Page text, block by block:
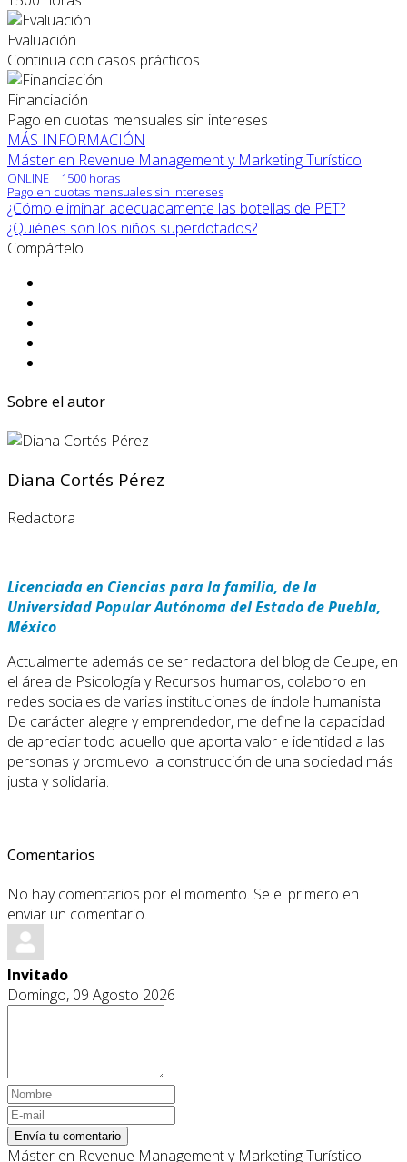
Evaluación
Continua con casos prácticos
Financiación
Pago en cuotas mensuales sin intereses
MÁS INFORMACIÓN
Máster en Revenue Management y Marketing Turístico
ONLINE
1500 horas
Pago en cuotas mensuales sin intereses
¿Cómo eliminar adecuadamente las botellas de PET?
¿Quiénes son los niños superdotados?
Compártelo
Sobre el autor
Diana Cortés Pérez
Redactora
Licenciada en Ciencias para la familia, de la
Universidad Popular Autónoma del Estado de Puebla,
México
Actualmente además de ser redactora del blog de Ceupe, en
el área de Psicología y Recursos humanos, colaboro en
redes sociales de varias instituciones de índole humanista.
De carácter alegre y emprendedor, me define la capacidad
de apreciar todo aquello que aporta valor e identidad a las
personas y promuevo la construcción de una sociedad más
justa y solidaria.
Comentarios
No hay comentarios por el momento. Se el primero en
enviar un comentario.
Invitado
Domingo, 09 Agosto 2026
Envía tu comentario
Máster en Revenue Management y Marketing Turístico